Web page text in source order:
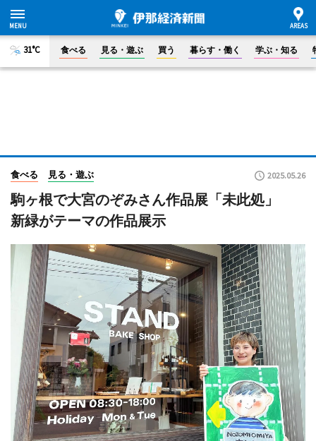
31°C 食べる 見る・遊ぶ 買う 暮らす・働く 学ぶ・知る
食べる 見る・遊ぶ 2025.05.26
駒ヶ根で大宮のぞみさん作品展「未此処」
新緑がテーマの作品展示